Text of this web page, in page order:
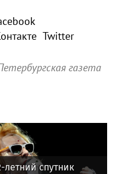
Twitter
газета
летний спутник